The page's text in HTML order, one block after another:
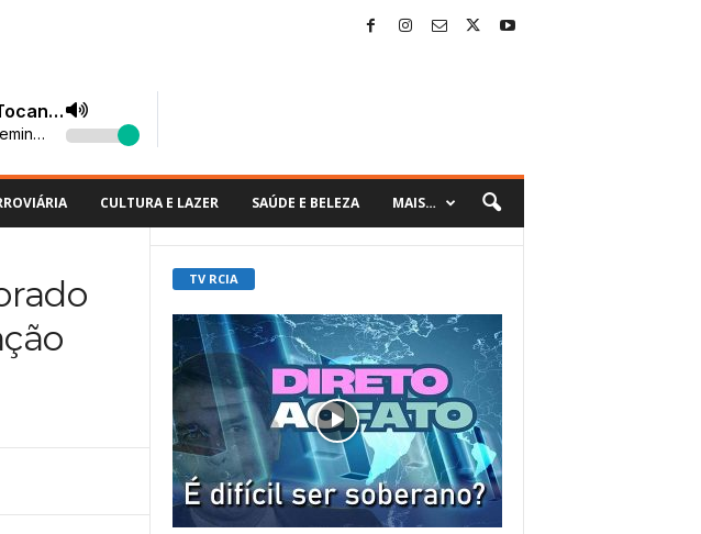
CULTURA E LAZER SAÚDE E BELEZA MAIS…
TV RCIA